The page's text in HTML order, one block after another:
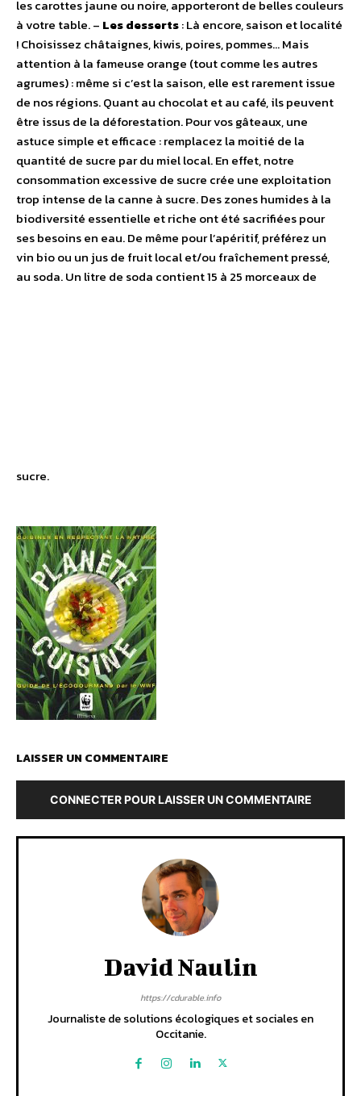
les carottes jaune ou noire, apporteront de belles couleurs
à votre table. – Les desserts: Là encore, saison et localité
! Choisissez châtaignes, kiwis, poires, pommes… Mais
attention à la fameuse orange (tout comme les autres
agrumes) : même si c’est la saison, elle est rarement issue
de nos régions. Quant au chocolat et au café, ils peuvent
être issus de la déforestation. Pour vos gâteaux, une
astuce simple et efficace : remplacez la moitié de la
quantité de sucre par du miel local. En effet, notre
consommation excessive de sucre crée une exploitation
trop intense de la canne à sucre. Des zones humides à la
biodiversité essentielle et riche ont été sacrifiées pour
ses besoins en eau. De même pour l’apéritif, préférez un
vin bio ou un jus de fruit local et/ou fraîchement pressé,
au soda. Un litre de soda contient 15 à 25 morceaux de
sucre.
LAISSER UN COMMENTAIRE
CONNECTER POUR LAISSER UN COMMENTAIRE
David Naulin
https://cdurable.info
Journaliste de solutions écologiques et sociales en
Occitanie.